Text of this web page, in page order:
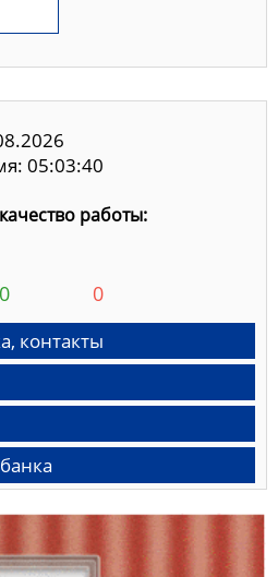
05:03:41
работы:
0 0
контакты